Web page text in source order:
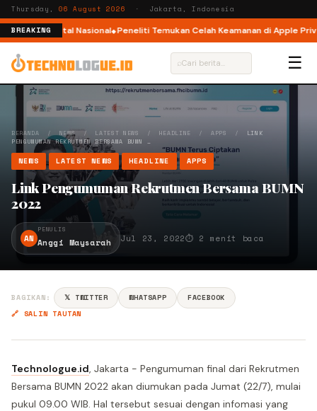
Thursday,06 August 2026 · Jakarta, Indonesia
BREAKINGDigital Nasional Peneliti Temukan Celah Keamanan di Apple
⌕ ☰
BERANDA / NEWS / LATEST NEWS / HEADLINE /APPS /
LINK
PENGUMUMAN REKRUTMEN BERSAMA BUMN …
NEWS LATEST NEWS HEADLINE APPS
Link Pengumuman Rekrutmen Bersama BUMN
2022
AN
PENULIS
Anggi Maysarah Jul 23, 2022⏱ 2 menit baca
BAGIKAN: 𝕏 TWITTER WHATSAPP
FACEBOOK
🔗 SALIN TAUTAN
Technologue.id, Jakarta - Pengumuman final dari Rekrutmen
Bersama BUMN 2022 akan diumukan pada Jumat (22/7), mulai
pukul 09.00 WIB. Hal tersebut sesuai dengan infomasi yang